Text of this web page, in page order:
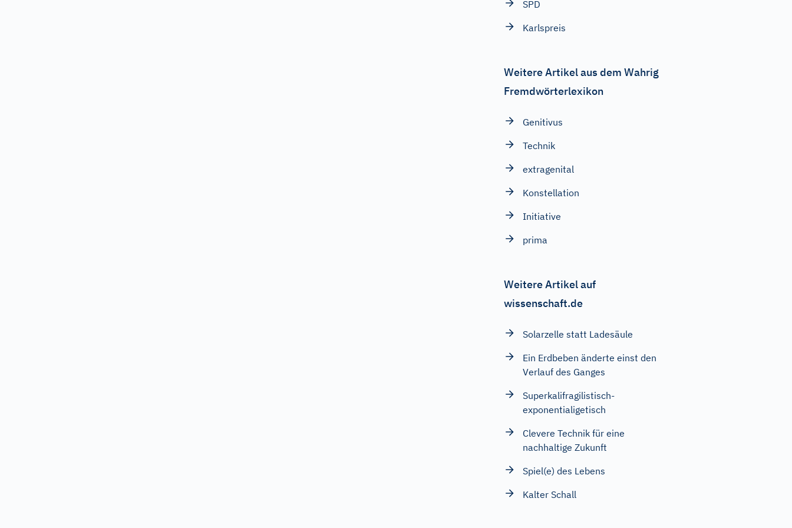
SPD
Karlspreis
Weitere Artikel aus dem Wahrig
Fremdwörterlexikon
Genitivus
Technik
extragenital
Konstellation
Initiative
prima
Weitere Artikel auf
wissenschaft.de
Solarzelle statt Ladesäule
Ein Erdbeben änderte einst den
Verlauf des Ganges
Superkalifragilistisch-
exponentialigetisch
Clevere Technik für eine
nachhaltige Zukunft
Spiel(e) des Lebens
Kalter Schall